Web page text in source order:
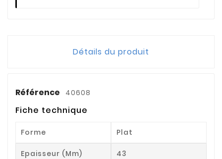
Détails du produit
Référence 40608
Fiche technique
Forme Plat
Epaisseur (mm) 43